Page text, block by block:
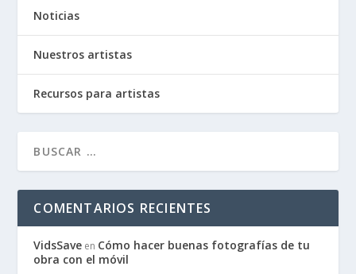
Noticias
Nuestros artistas
Recursos para artistas
COMENTARIOS RECIENTES
VidsSave en Cómo hacer buenas fotografías de tu
obra con el móvil